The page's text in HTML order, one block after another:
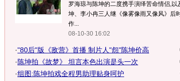
罗海琼与陈坤的二度携手演绎苦命情侣,以
坤、李小冉三人继《像雾像雨又像风》后
作...
08-10-30 16:02
·"80后"版《敌营》首播 制片人"怨"陈坤价高
· 陈坤拍《故梦》 坦言本色出演是头一次
·组图:陈坤拍戏全程男助理贴身呵护